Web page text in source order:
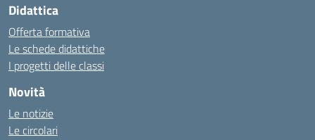
Didattica
Offerta formativa
Le schede didattiche
I progetti delle classi
Novità
Le notizie
Le circolari